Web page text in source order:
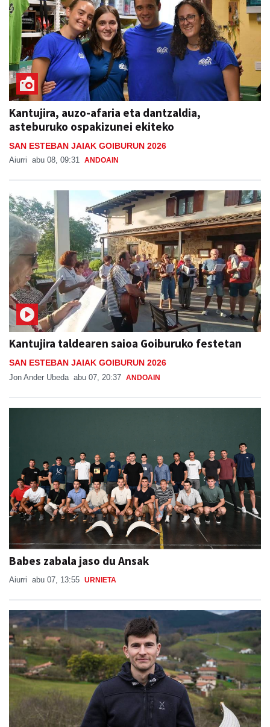
Kantujira, auzo-afaria eta dantzaldia,
asteburuko ospakizunei ekiteko
SAN ESTEBAN JAIAK GOIBURUN 2026
Aiurri abu 08, 09:31 ANDOAIN
Kantujira taldearen saioa Goiburuko festetan
SAN ESTEBAN JAIAK GOIBURUN 2026
Jon Ander Ubeda abu 07, 20:37 ANDOAIN
Babes zabala jaso du Ansak
Aiurri abu 07, 13:55 URNIETA